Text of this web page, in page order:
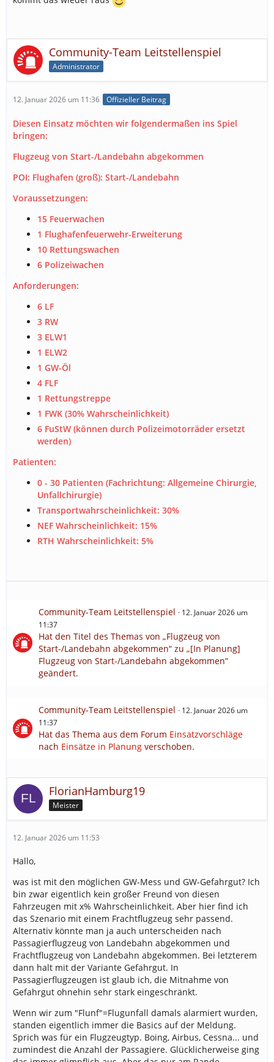
Community-Team Leitstellenspiel
Administrator
12. Januar 2026 um 11:36 Offizieller Beitrag
Diesen Einsatz möchten wir folgendermaßen ins Spiel
bringen:
Flugzeug von Start-/Landebahn abgekommen
POI: Flughafen (groß): Start-/Landebahn
Voraussetzungen:
15 Feuerwachen
1 Flughafenfeuerwehr-Erweiterung
10 Rettungswachen
6 Polizeiwachen
Anforderungen:
6 LF
3 RW
3 ELW1
1 ELW2
1 GW-Öl
4 FLF
1 Rettungstreppe
1 FWK (30% Wahrscheinlichkeit)
6 FuStW (können durch Polizeimotorräder ersetzt
werden)
Patienten:
0 - 30 Patienten (Fachrichtung: Allgemeine Chirurgie,
Unfallchirurgie)
Transportwahrscheinlichkeit: 30%
NEF Wahrscheinlichkeit: 15%
RTH Wahrscheinlichkeit: 5%
Community-Team Leitstellenspiel
12. Januar 2026 um
11:37
Hat den Titel des Themas von „Flugzeug von
Start-/Landebahn abgekommen“ zu „[In Planung]
Flugzeug von Start-/Landebahn abgekommen“
geändert.
Community-Team Leitstellenspiel
12. Januar 2026 um
11:37
Hat das Thema aus dem Forum Einsatzvorschläge
nach Einsätze in Planung verschoben.
FlorianHamburg19
Meister
12. Januar 2026 um 11:53
Hallo,
was ist mit den möglichen GW-Mess und GW-Gefahrgut? Ich
bin zwar eigentlich kein großer Freund von diesen
Fahrzeugen mit x% Wahrscheinlichkeit. Aber hier find ich
das Szenario mit einem Frachtflugzeug sehr passend.
Alternativ könnte man ja auch unterscheiden nach
Passagierflugzeug von Landebahn abgekommen und
Frachtflugzeug von Landebahn abgekommen. Bei letzterem
dann halt mit der Variante Gefahrgut. In
Passagierflugzeugen ist glaub ich, die Mitnahme von
Gefahrgut ohnehin sehr stark eingeschränkt.
Wenn wir zum "Flunf"=Flugunfall damals alarmiert wurden,
standen eigentlich immer die Basics auf der Meldung.
Sprich was für ein Flugzeugtyp. Boing, Airbus, Cessna... und
zumindest die Anzahl der Passagiere. Glücklicherweise ging